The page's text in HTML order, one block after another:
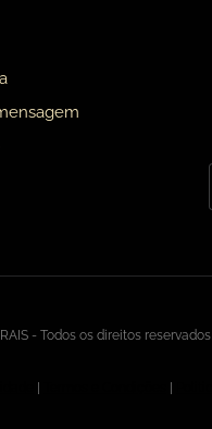
- Todos os direitos reservados